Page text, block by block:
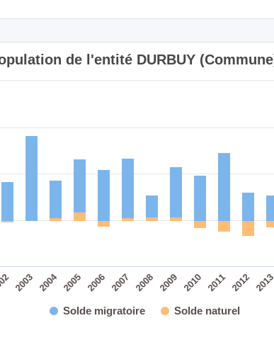
de l'entité DURBUY
2003 2004 2005 2006 2007 2008 2009 2010 2011 2012 2013
Solde migratoire Solde naturel